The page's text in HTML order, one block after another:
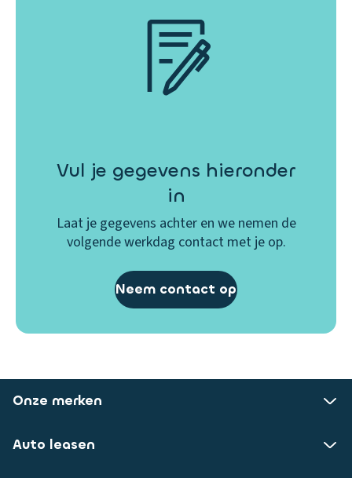
Vul je gegevens hieronder
in
Laat je gegevens achter en we nemen de
volgende werkdag contact met je op.
Neem contact op
Onze merken
Auto leasen